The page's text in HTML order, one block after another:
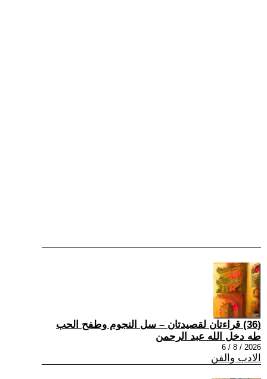
(36) قراءتان لقصيدتان – سل النجوم وطفح الحب
طه دخل الله عبد الرحمن
2026 / 8 / 6
الادب والفن